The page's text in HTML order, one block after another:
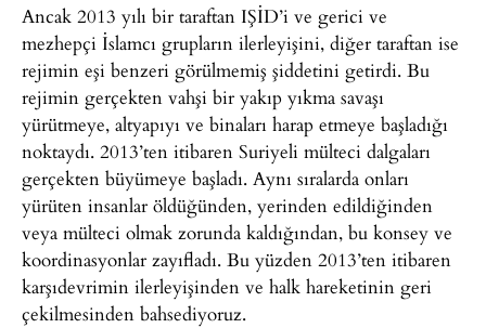
Ancak 2013 yılı bir taraftan IŞİD’i ve gerici ve
mezhepçi İslamcı grupların ilerleyişini, diğer taraftan ise
rejimin eşi benzeri görülmemiş şiddetini getirdi. Bu
rejimin gerçekten vahşi bir yakıp yıkma savaşı
yürütmeye, altyapıyı ve binaları harap etmeye başladığı
noktaydı. 2013’ten itibaren Suriyeli mülteci dalgaları
gerçekten büyümeye başladı. Aynı sıralarda onları
yürüten insanlar öldüğünden, yerinden edildiğinden
veya mülteci olmak zorunda kaldığından, bu konsey ve
koordinasyonlar zayıfladı. Bu yüzden 2013’ten itibaren
karşıdevrimin ilerleyişinden ve halk hareketinin geri
çekilmesinden bahsediyoruz.